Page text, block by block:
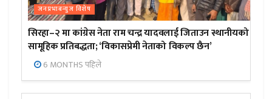
जनप्रभाबन्युज विशेष
सिरहा–२ मा कांग्रेस नेता राम चन्द्र यादवलाई जिताउन स्थानीयको
सामूहिक प्रतिबद्धता; ‘विकासप्रेमी नेताको विकल्प छैन’
6 MONTHS पहिले